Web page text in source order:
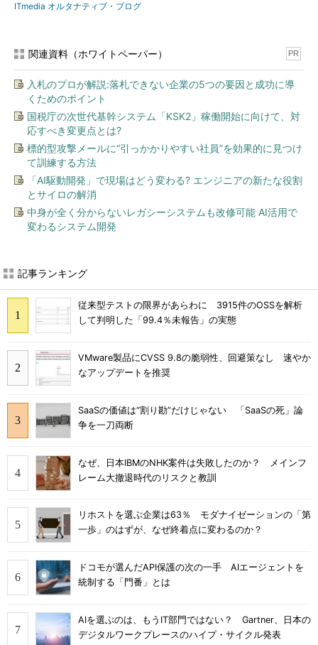
ITmedia オルタナティブ・ブログ
関連資料（ホワイトペーパー） PR
入札のプロが解説:落札できない企業の5つの要因と成功に導
くためのポイント
国税庁の次世代基幹システム「KSK2」稼働開始に向けて、対
応すべき変更点とは?
標的型攻撃メールに“引っかかりやすい社員”を効果的に見つけ
て訓練する方法
「AI駆動開発」で現場はどう変わる? エンジニアの新たな役割
とサイロの解消
中身が全く分からないレガシーシステムも改修可能 AI活用で
変わるシステム開発
記事ランキング
従来型テストの限界があらわに 3915件のOSSを解析
して判明した「99.4％未報告」の実態
VMware製品にCVSS 9.8の脆弱性、回避策なし 速やか
なアップデートを推奨
SaaSの価値は“割り勘”だけじゃない 「SaaSの死」論
争を一刀両断
なぜ、日本IBMのNHK案件は失敗したのか？ メインフ
レーム大撤退時代のリスクと教訓
リホストを選ぶ企業は63％ モダナイゼーションの「第
一歩」のはずが、なぜ終着点に変わるのか？
ドコモが選んだAPI保護の次の一手 AIエージェントを
統制する「門番」とは
AIを選ぶのは、もうIT部門ではない？ Gartner、日本の
デジタルワークプレースのハイプ・サイクル発表